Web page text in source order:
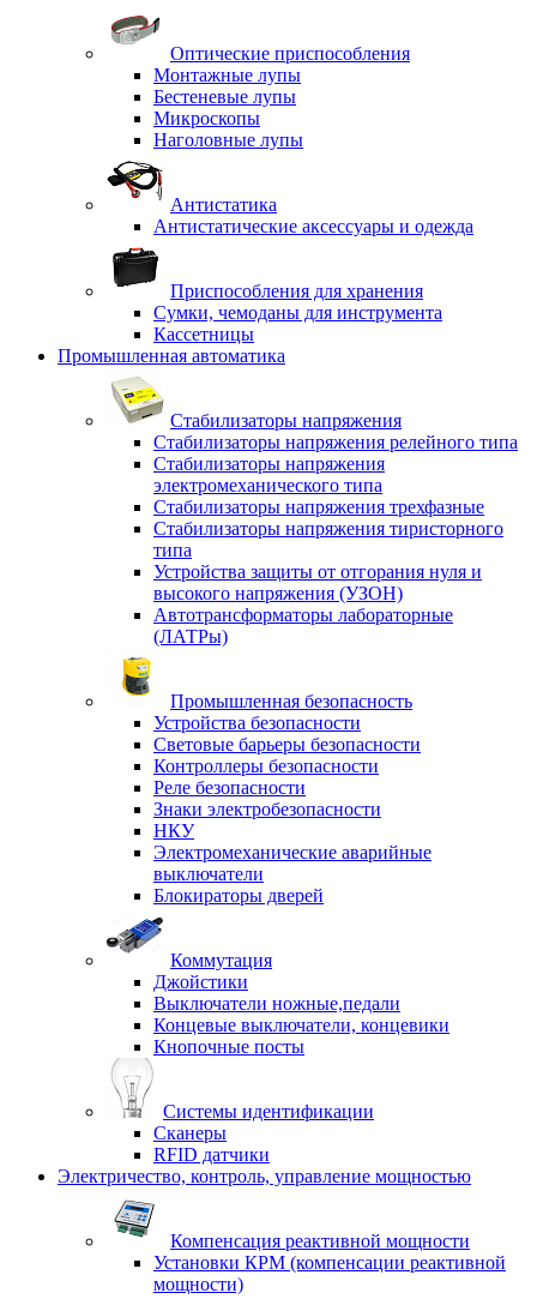
Оптические приспособления
Монтажные лупы
Бестеневые лупы
Микроскопы
Наголовные лупы
Антистатика
Антистатические аксессуары и одежда
Приспособления для хранения
Сумки, чемоданы для инструмента
Кассетницы
Промышленная автоматика
Стабилизаторы напряжения
Стабилизаторы напряжения релейного типа
Стабилизаторы напряжения
электромеханического типа
Стабилизаторы напряжения трехфазные
Стабилизаторы напряжения тиристорного
типа
Устройства защиты от отгорания нуля и
высокого напряжения (УЗОН)
Автотрансформаторы лабораторные
(ЛАТРы)
Промышленная безопасность
Устройства безопасности
Световые барьеры безопасности
Контроллеры безопасности
Реле безопасности
Знаки электробезопасности
НКУ
Электромеханические аварийные
выключатели
Блокираторы дверей
Коммутация
Джойстики
Выключатели ножные,педали
Концевые выключатели, концевики
Кнопочные посты
Системы идентификации
Сканеры
RFID датчики
Электричество, контроль, управление мощностью
Компенсация реактивной мощности
Установки КРМ (компенсации реактивной
мощности)